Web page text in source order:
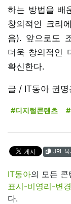
하는 방법을 배
창의적인 크리
음). 앞으로도
더욱 창의적인
확신한다.
글 / IT동아 권
#디지털콘텐츠
URL
IT동아의 모든 콘
표시-비영리-변
다.